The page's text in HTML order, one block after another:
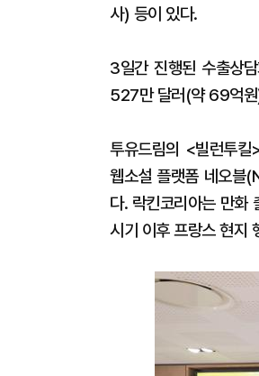
사) 등이 있다.
3일간 진행된 수출상
527만 달러(약 69억
투유드림의 <빌런투
웹소설 플랫폼 네오블
다. 락킨코리아는 만화
시기 이후 프랑스 현지